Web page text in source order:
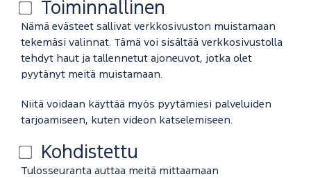
Toiminnallinen
Nämä evästeet sallivat verkkosivuston muistamaan
tekemäsi valinnat. Tämä voi sisältää verkkosivustolla
tehdyt haut ja tallennetut ajoneuvot, jotka olet
pyytänyt meitä muistamaan.
Niitä voidaan käyttää myös pyytämiesi palveluiden
tarjoamiseen, kuten videon katselemiseen.
Kohdistettu
Tulosseuranta auttaa meitä mittaamaan